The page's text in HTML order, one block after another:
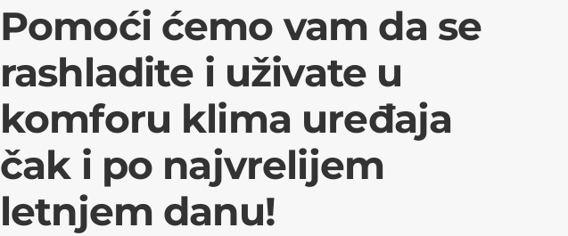
Pomoći ćemo vam da se
rashladite i uživate u
komforu klima uređaja
čak i po najvrelijem
letnjem danu!